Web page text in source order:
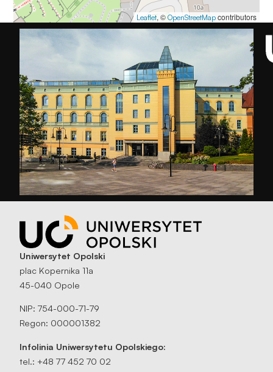
Leaflet, © OpenStreetMapcontributors
Uniwersytet Opolski
plac Kopernika 11a
45-040 Opole
NIP: 754-000-71-79
Regon: 000001382
Infolinia Uniwersytetu Opolskiego:
tel.: +48 77 452 70 02